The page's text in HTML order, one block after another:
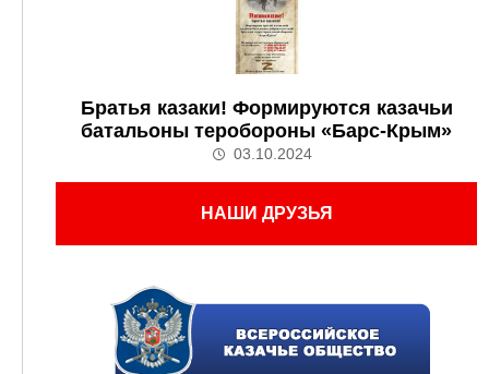
Братья казаки! Формируются казачьи
батальоны теробороны «Барс-Крым»
03.10.2024
НАШИ ДРУЗЬЯ